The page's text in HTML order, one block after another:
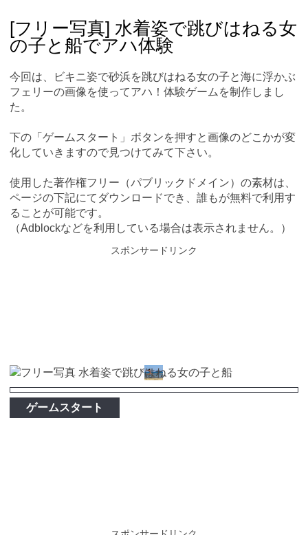
content[フリー写真] 水着姿で跳びはねる女
の子と船でアハ体験
今回は、ビキニ姿で砂浜を跳びはねる女の子と海に浮かぶ
フェリーの画像を使ってアハ！体験ゲームを制作しまし
た。
下の「ゲームスタート」ボタンを押すと画像のどこかが変
化していきますので見つけてみて下さい。
使用した著作権フリー（パブリックドメイン）の素材は、
ページの下記にてダウンロードでき、誰もが無料で利用す
ることが可能です。
（Adblockなどを利用している場合は表示されません。）
スポンサードリンク
ゲームスタート